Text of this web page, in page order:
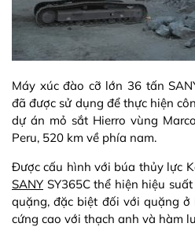
Máy xúc đào cỡ lớn 36 tấn
đã được sử dụng để thực hiện
dự án mỏ sắt Hierro vùng
Peru, 520 km về phía nam.
Được cấu hình với búa thủy lực
SANY SY365C thể hiện hiệu
quặng, đặc biệt đối với quặng ở
cứng cao với thạch anh và hàm